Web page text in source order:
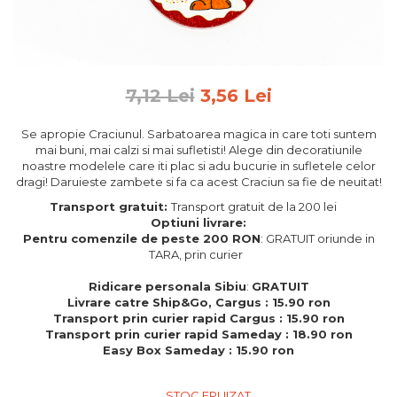
Diplome si Plachete
Insigne
Felicitari din lemn
Felicitari pentru cei dragi
Felicitari cu model
Aromaterapie
Papioane din lemn
Decoratiuni pentru casa
7,12 Lei 3,56 Lei
Se apropie Craciunul. Sarbatoarea magica in care toti suntem
mai buni, mai calzi si mai sufletisti! Alege din decoratiunile
noastre modelele care iti plac si adu bucurie in sufletele celor
dragi! Daruieste zambete si fa ca acest Craciun sa fie de neuitat!
Transport gratuit:Transport gratuit de la 200 lei
Optiuni livrare:
Pentru comenzile de peste 200 RON: GRATUIT oriunde in
TARA, prin curier
Ridicare personala Sibiu: GRATUIT
Livrare catre Ship&Go, Cargus : 15.90 ron
Transport prin curier rapid Cargus : 15.90 ron
Transport prin curier rapid Sameday : 18.90 ron
Easy Box Sameday : 15.90 ron